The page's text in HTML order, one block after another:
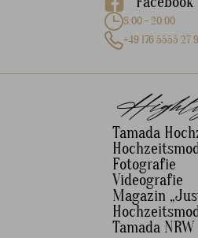
8:00 - 20:00
+49 176 5555 27
Tamada
Fotografie
Videografie
Magazin
Tamada NRW